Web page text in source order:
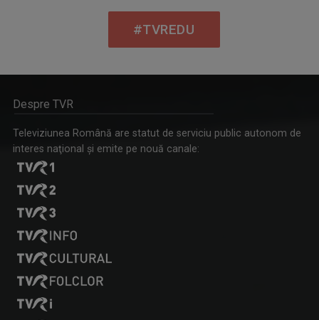
#TVREDU
Despre TVR
Televiziunea Română are statut de serviciu public autonom de
interes naţional şi emite pe nouă canale: